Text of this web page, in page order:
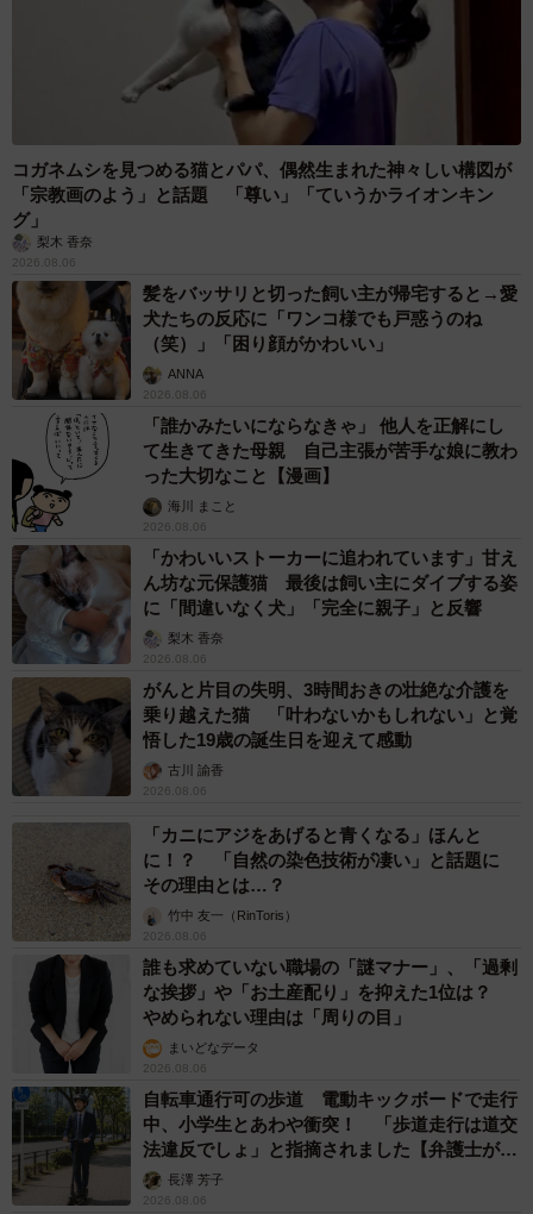
コガネムシを見つめる猫とパパ、偶然生まれた神々しい構図が
「宗教画のよう」と話題 「尊い」「ていうかライオンキン
グ」
梨木 香奈
2026.08.06
髪をバッサリと切った飼い主が帰宅すると→愛
犬たちの反応に「ワンコ様でも戸惑うのね
（笑）」「困り顔がかわいい」
ANNA
2026.08.06
「誰かみたいにならなきゃ」 他人を正解にし
て生きてきた母親 自己主張が苦手な娘に教わ
った大切なこと【漫画】
海川 まこと
2026.08.06
「かわいいストーカーに追われています」甘え
ん坊な元保護猫 最後は飼い主にダイブする姿
に「間違いなく犬」「完全に親子」と反響
梨木 香奈
2026.08.06
がんと片目の失明、3時間おきの壮絶な介護を
乗り越えた猫 「叶わないかもしれない」と覚
悟した19歳の誕生日を迎えて感動
古川 諭香
2026.08.06
「カニにアジをあげると青くなる」ほんと
に！？ 「自然の染色技術が凄い」と話題に
その理由とは…？
竹中 友一（RinToris）
2026.08.06
誰も求めていない職場の「謎マナー」、「過剰
な挨拶」や「お土産配り」を抑えた1位は？
やめられない理由は「周りの目」
まいどなデータ
2026.08.06
自転車通行可の歩道 電動キックボードで走行
中、小学生とあわや衝突！ 「歩道走行は道交
法違反でしょ」と指摘されました【弁護士が解
説】長澤 芳子
2026.08.06